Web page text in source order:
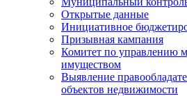
Открытые данные
Инициативное
Призывная кампания
Комитет по управлению
имуществом
Выявление
объектов недвижимости